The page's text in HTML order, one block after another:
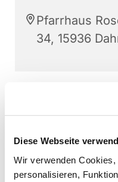
Diese Webseite
Wir verwenden
personalisieren,
Pfarrhaus
34, 15936